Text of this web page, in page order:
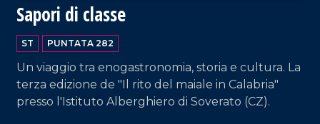
Sapori di classe
ST PUNTATA 282
Un viaggio tra enogastronomia, storia e cultura. La
terza edizione de "Il rito del maiale in Calabria"
presso l'Istituto Alberghiero di Soverato (CZ).